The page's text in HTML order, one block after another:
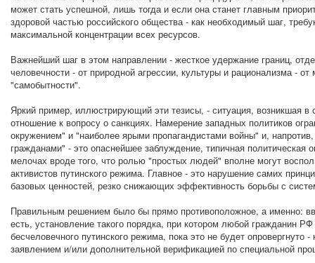
может стать успешной, лишь тогда и если она станет главным
здоровой частью российского общества - как необходимый шаг,
максимальной концентрации всех ресурсов.
Важнейший шаг в этом направлении - жесткое удержание границ,
человечности - от природной агрессии, культуры и рационализма -
"самобытности".
Яркий пример, иллюстрирующий эти тезисы, - ситуация, возникшая в
отношение к вопросу о санкциях. Намерение западных политиков
окружением" и "наиболее ярыми пропагандистами войны" и,
гражданами" - это опаснейшее заблуждение, типичная
мелочах вроде того, что ролью "простых людей" вполне могут
активистов путинского режима. Главное - это нарушение самих
базовых ценностей, резко снижающих эффективность борьбы с
Правильным решением было бы прямо противоположное, а именно:
есть, установление такого порядка, при котором любой гражданин
бесчеловечного путинского режима, пока это не будет
заявлением и/или дополнительной верификацией по специальной